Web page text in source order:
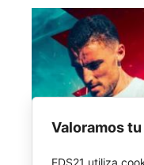
Valoramos
EDS21 utiliza